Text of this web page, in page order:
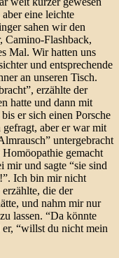
eine leichte
sahen wir den
Camino-Flashback,
Mal. Wir hatten uns
und entsprechende
an unseren Tisch.
erzählte der
hatte und dann mit
er sich einen Porsche
aber er war mit
untergebracht
gemacht
und sagte “sie sind
Ich bin mir nicht
die der
und nahm mir nur
lassen. “Da könnte
“willst du nicht mein